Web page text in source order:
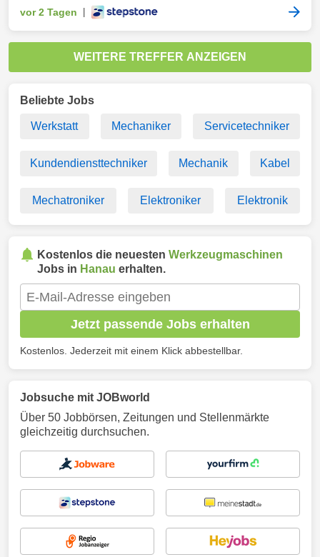
vor 2 Tagen
WEITERE TREFFER ANZEIGEN
Beliebte Jobs
Werkstatt Mechaniker Servicetechniker
Kundendiensttechniker Mechanik Kabel
Mechatroniker Elektroniker Elektronik
Kostenlos die neuesten Werkzeugmaschinen
Jobs in Hanau erhalten.
Jetzt passende Jobs erhalten
Kostenlos. Jederzeit mit einem Klick abbestellbar.
Jobsuche mit JOBworld
Über 50 Jobbörsen, Zeitungen und Stellenmärkte
gleichzeitig durchsuchen.